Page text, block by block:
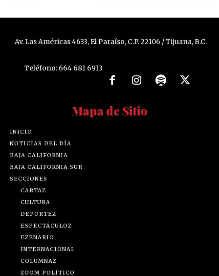
Av. Las Américas 4633, El Paraíso, C.P. 22106 / Tijuana, B.C.
Teléfono: 664 681 6913
Mapa de Sitio
INICIO
NOTICIAS DEL DÍA
BAJA CALIFORNIA
BAJA CALIFORNIA SUR
SECCIONES
CARTAZ
CULTURA
DEPORTEZ
ESPECTÁCULOZ
EZENARIO
INTERNACIONAL
COLUMNAZ
ZOOM POLÍTICO